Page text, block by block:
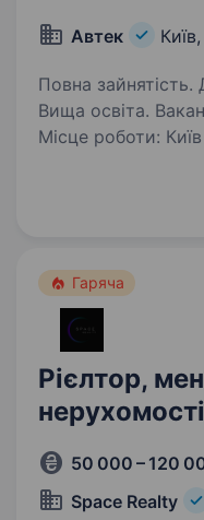
Автек Київ,
Повна зайнятість.
Вища освіта. Вакансія: Брокер з нерухомості
Місце роботи:
Гаряча
Рієлтор,
50 000 – 120
Space Realty